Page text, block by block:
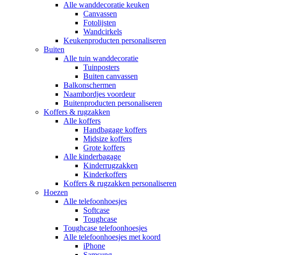
Alle wanddecoratie keuken
Canvassen
Fotolijsten
Wandcirkels
Keukenproducten personaliseren
Buiten
Alle tuin wanddecoratie
Tuinposters
Buiten canvassen
Balkonschermen
Naambordjes voordeur
Buitenproducten personaliseren
Koffers & rugzakken
Alle koffers
Handbagage koffers
Midsize koffers
Grote koffers
Alle kinderbagage
Kinderrugzakken
Kinderkoffers
Koffers & rugzakken personaliseren
Hoezen
Alle telefoonhoesjes
Softcase
Toughcase
Toughcase telefoonhoesjes
Alle telefoonhoesjes met koord
iPhone